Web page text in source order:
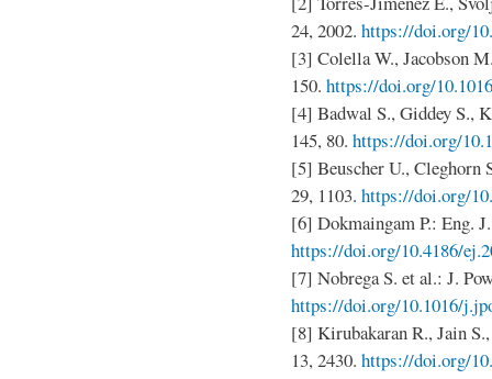
24, 2002. https://doi.org/
[3] Colella W., Jacobson
150. https://doi.org/
[4] Badwal S., Giddey S.,
145, 80. https://doi.org/
[5] Beuscher U., Cleghorn
29, 1103. https://doi.org/
[6] Dokmaingam P.: Eng.
https://doi.org/10.4186/
[7] Nobrega S. et al.: J.
https://doi.org/10.1016/
[8] Kirubakaran R., Jain
13, 2430. https://doi.org/